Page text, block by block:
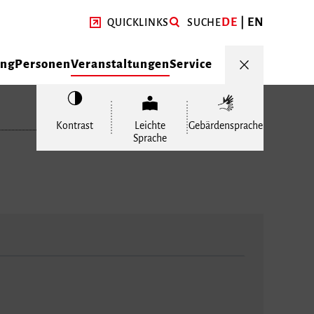
QUICKLINKS SUCHEDE EN
PersonenVeranstaltungenService
Kontrast
Leichte
Sprache
Gebärdensprache